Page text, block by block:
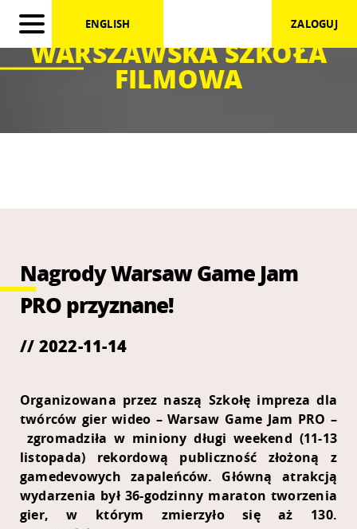
WARSZAWSKA SZKOŁA
FILMOWA
ENGLISH ZALOGUJ
Nagrody Warsaw Game Jam
PRO przyznane!
// 2022-11-14
Organizowana przez naszą Szkołę impreza dla
twórców gier wideo –Warsaw Game Jam PRO –
zgromadziła w miniony długi weekend (11-13
listopada) rekordową publiczność złożoną z
gamedevowych zapaleńców. Główną atrakcją
wydarzenia był 36-godzinny maraton tworzenia
gier, w którym zmierzyło się aż 130.